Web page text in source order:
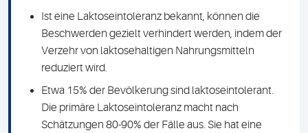
Ist eine Laktoseintoleranz bekannt, können die
Beschwerden gezielt verhindert werden, indem der
Verzehr von laktosehaltigen Nahrungsmitteln
reduziert wird.
Etwa 15% der Bevölkerung sind laktoseintolerant.
Die primäre Laktoseintoleranz macht nach
Schätzungen 80-90% der Fälle aus. Sie hat eine